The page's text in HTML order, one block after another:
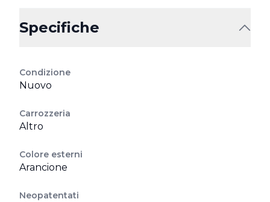
Specifiche
Condizione
Nuovo
Carrozzeria
Altro
Colore esterni
Arancione
Neopatentati